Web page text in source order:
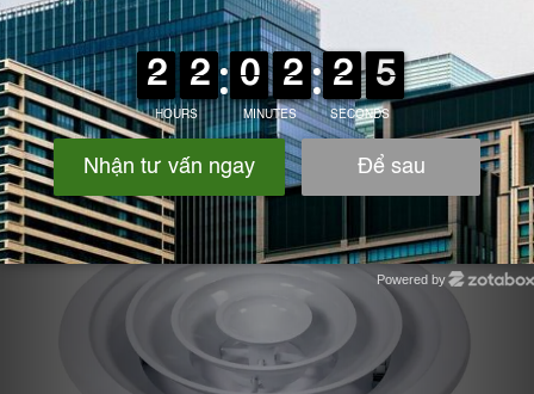
Vật liệu
– Được làm bằng thép xây dựng, kết cấu chắc, bền, thông gió
đều bốn hướng
Powered by
Zotabox